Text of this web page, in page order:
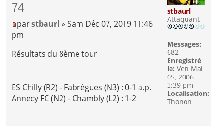
74
parstbaurl » Sam Déc 07, 2019 11:46
pm
Résultats du 8ème tour
ES Chilly (R2) - Fabrègues (N3) : 0-1 a.p.
Annecy FC (N2) - Chambly (L2) : 1-2
stbaurl
Attaquant
Messages:
682
Enregistré
le: Ven Mai
05, 2006
3:39 pm
Localisation:
Thonon